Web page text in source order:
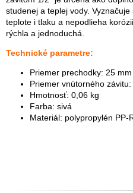
studenej a teplej vody.
teplote i tlaku a nepodlieha
rýchla a jednoduchá.
Technické parametre:
Priemer prechodky: 25 mm
Priemer vnútorného
Hmotnosť: 0,06 kg
Farba: sivá
Materiál: polypropylén PP-